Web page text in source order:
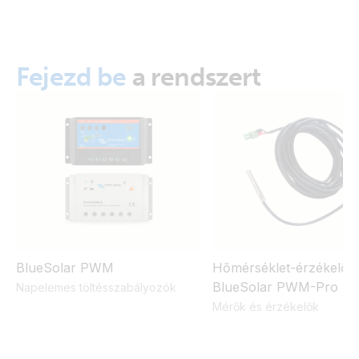
Fejezd be a rendszert
BlueSolar PWM
Napelemes töltésszabályozók
Hőmérséklet-érzékelő
BlueSolar PWM-Pro
Mérők és érzékelők